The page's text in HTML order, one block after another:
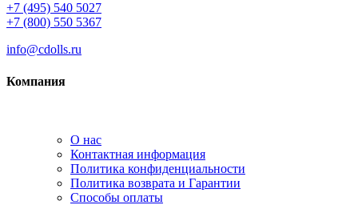
+7 (495) 540 5027
+7 (800) 550 5367
info@cdolls.ru
Компания
О нас
Контактная информация
Политика конфиденциальности
Политика возврата и Гарантии
Способы оплаты